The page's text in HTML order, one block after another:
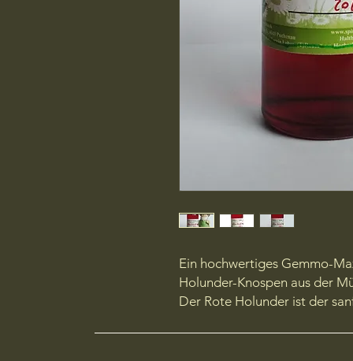
Ein hochwertiges Gemmo-
Holunder-Knospen aus der
Der Rote Holunder ist der